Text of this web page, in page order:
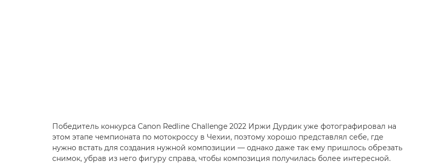
Победитель конкурса Canon Redline Challenge 2022 Иржи Дурдик уже фотографировал на
этом этапе чемпионата по мотокроссу в Чехии, поэтому хорошо представлял себе, где
нужно встать для создания нужной композиции — однако даже так ему пришлось обрезать
снимок, убрав из него фигуру справа, чтобы композиция получилась более интересной.